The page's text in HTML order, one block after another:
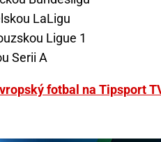
LaLigu
Ligue 1
Serii A
fotbal na Tipsport